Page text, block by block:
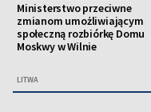
Ministerstwo przeciwne
zmianom umożliwiającym
społeczną rozbiórkę Domu
Moskwy w Wilnie
LITWA